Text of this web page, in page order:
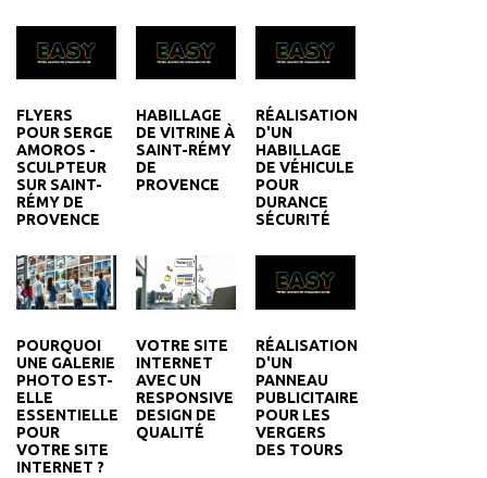
FLYERS
POUR SERGE
AMOROS -
SCULPTEUR
SUR SAINT-
RÉMY DE
PROVENCE
HABILLAGE
DE VITRINE À
SAINT-RÉMY
DE
PROVENCE
RÉALISATION
D'UN
HABILLAGE
DE VÉHICULE
POUR
DURANCE
SÉCURITÉ
POURQUOI
UNE GALERIE
PHOTO EST-
ELLE
ESSENTIELLE
POUR
VOTRE SITE
INTERNET ?
VOTRE SITE
INTERNET
AVEC UN
RESPONSIVE
DESIGN DE
QUALITÉ
RÉALISATION
D'UN
PANNEAU
PUBLICITAIRE
POUR LES
VERGERS
DES TOURS